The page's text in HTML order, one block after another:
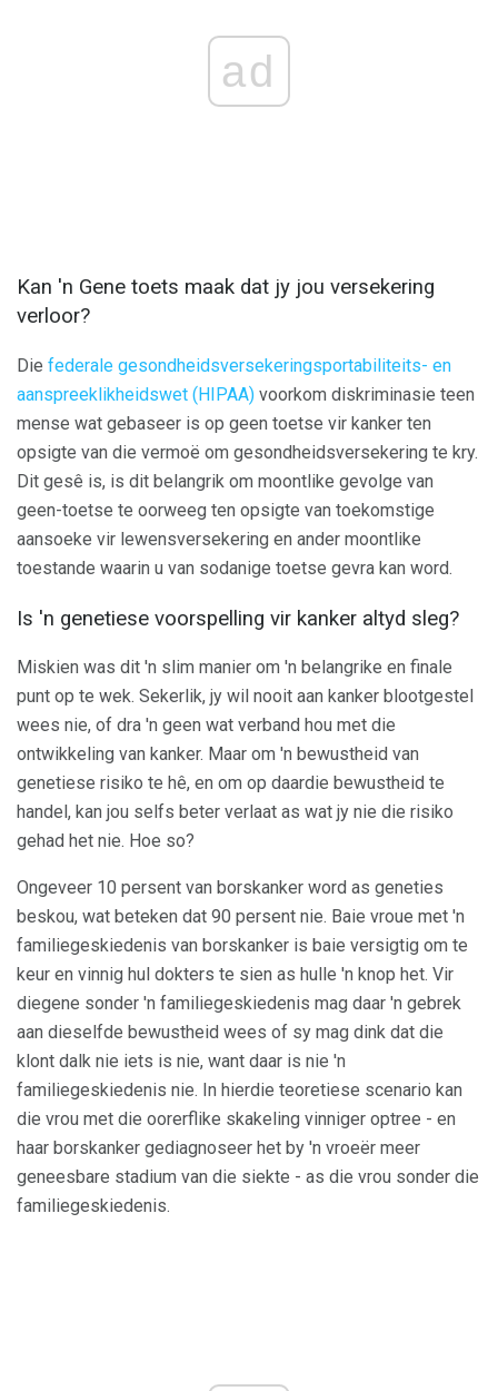
ad
Kan 'n Gene toets maak dat jy jou versekering
verloor?
Die federale gesondheidsversekeringsportabiliteits- en
aanspreeklikheidswet (HIPAA) voorkom diskriminasie teen
mense wat gebaseer is op geen toetse vir kanker ten
opsigte van die vermoë om gesondheidsversekering te kry.
Dit gesê is, is dit belangrik om moontlike gevolge van
geen-toetse te oorweeg ten opsigte van toekomstige
aansoeke vir lewensversekering en ander moontlike
toestande waarin u van sodanige toetse gevra kan word.
Is 'n genetiese voorspelling vir kanker altyd sleg?
Miskien was dit 'n slim manier om 'n belangrike en finale
punt op te wek. Sekerlik, jy wil nooit aan kanker blootgestel
wees nie, of dra 'n geen wat verband hou met die
ontwikkeling van kanker. Maar om 'n bewustheid van
genetiese risiko te hê, en om op daardie bewustheid te
handel, kan jou selfs beter verlaat as wat jy nie die risiko
gehad het nie. Hoe so?
Ongeveer 10 persent van borskanker word as geneties
beskou, wat beteken dat 90 persent nie. Baie vroue met 'n
familiegeskiedenis van borskanker is baie versigtig om te
keur en vinnig hul dokters te sien as hulle 'n knop het. Vir
diegene sonder 'n familiegeskiedenis mag daar 'n gebrek
aan dieselfde bewustheid wees of sy mag dink dat die
klont dalk nie iets is nie, want daar is nie 'n
familiegeskiedenis nie. In hierdie teoretiese scenario kan
die vrou met die oorerflike skakeling vinniger optree - en
haar borskanker gediagnoseer het by 'n vroeër meer
geneesbare stadium van die siekte - as die vrou sonder die
familiegeskiedenis.